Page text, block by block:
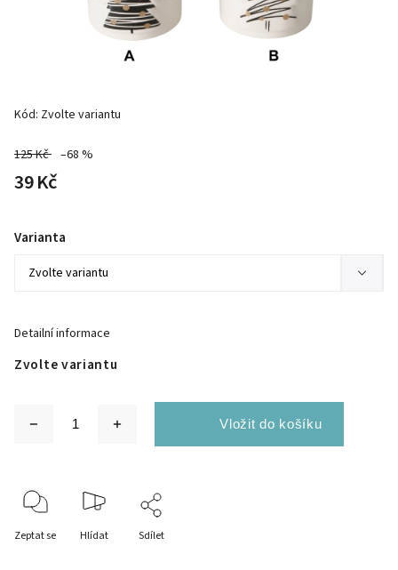
Kód: Zvolte variantu
125 Kč –68 %
39 Kč
Zvolte variantu
Varianta
Detailní informace
Zeptat se Hlídat Sdílet